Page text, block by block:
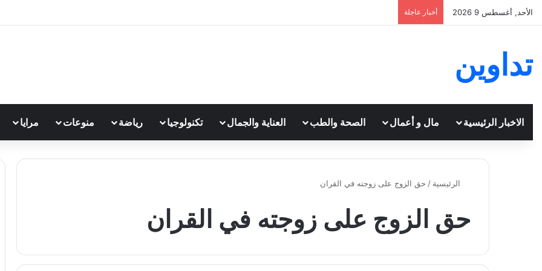
الأحد, أغسطس 9 2026 أخبار عاجلة
تداوين
الاخبار الرئيسية مال و أعمال الصحة والطب العناية والجمال تكنولوجيا رياضة منوعات مرايا
الرئيسية / حق الزوج على زوجته في القران
حق الزوج على زوجته في القران